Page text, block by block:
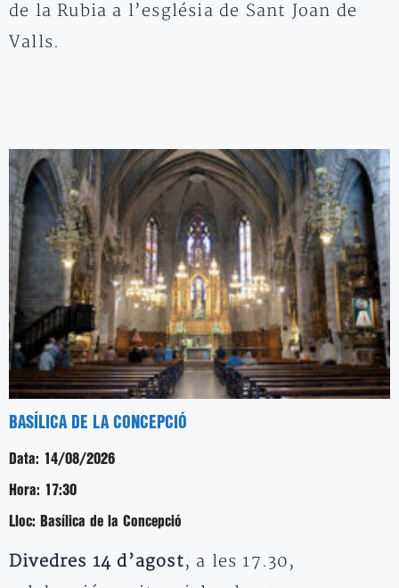
de la Rubia a l’església de Sant Joan de
Valls.
BASÍLICA DE LA CONCEPCIÓ
Data: 14/08/2026
Hora: 17:30
Lloc: Basílica de la Concepció
Divedres 14 d’agost, a les 17.30,